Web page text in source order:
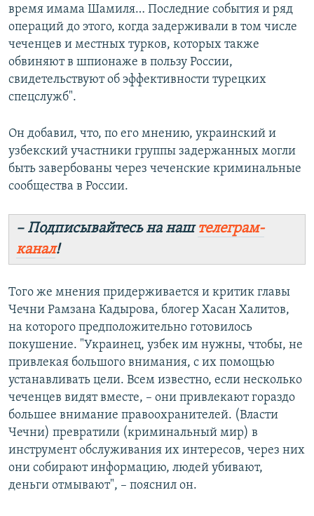
время имама Шамиля… Последние события и ряд
операций до этого, когда задерживали в том числе
чеченцев и местных турков, которых также
обвиняют в шпионаже в пользу России,
свидетельствуют об эффективности турецких
спецслужб".
Он добавил, что, по его мнению, украинский и
узбекский участники группы задержанных могли
быть завербованы через чеченские криминальные
сообщества в России.
– Подписывайтесь на наштелеграм-
канал!
Того же мнения придерживается и критик главы
Чечни Рамзана Кадырова, блогер Хасан Халитов,
на которого предположительно готовилось
покушение. "Украинец, узбек им нужны, чтобы, не
привлекая большого внимания, с их помощью
устанавливать цели. Всем известно, если несколько
чеченцев видят вместе, – они привлекают гораздо
большее внимание правоохранителей. (Власти
Чечни) превратили (криминальный мир) в
инструмент обслуживания их интересов, через них
они собирают информацию, людей убивают,
деньги отмывают", – пояснил он.